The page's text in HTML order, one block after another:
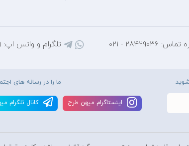
28429036 - 021 تلگرام و واتس اپ: 09128509979
ما را در رسانه های
اينستاگرام ميهن طرح کانال تلگرام